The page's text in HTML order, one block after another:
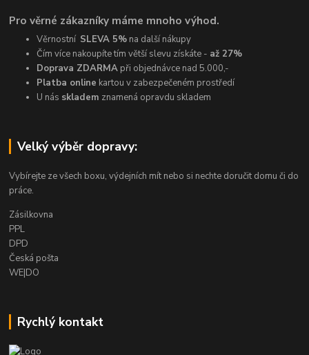
Pro věrné zákazníky máme mnoho výhod.
Věrnostní SLEVA 5% na další nákupy
Čím více nakoupíte tím větší slevu získáte - až 27%
Doprava ZDARMA při objednávce nad 5.000,-
Platba online kartou v zabezpečeném prostředí
U nás skladem znamená opravdu skladem
Velký výběr dopravy:
Vybírejte ze všech boxu, výdejních mít nebo si nechte doručit domu či do
práce.
Zásilkovna
PPL
DPD
Česká pošta
WE|DO
Rychlý kontakt